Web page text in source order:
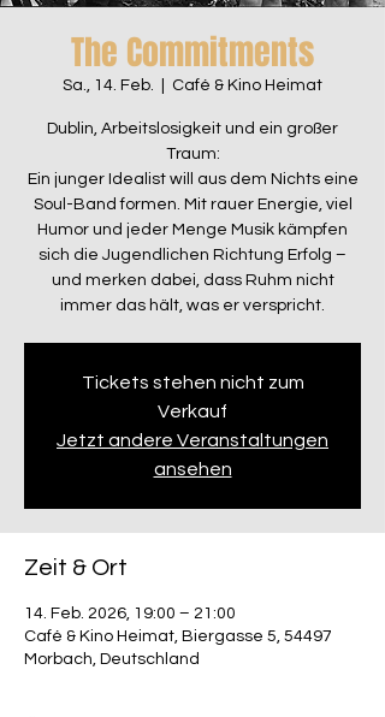
The Commitments
Sa., 14. Feb. Café & Kino Heimat
Dublin, Arbeitslosigkeit und ein großer
Traum:
Ein junger Idealist will aus dem Nichts eine
Soul-Band formen. Mit rauer Energie, viel
Humor und jeder Menge Musik kämpfen
sich die Jugendlichen Richtung Erfolg –
und merken dabei, dass Ruhm nicht
immer das hält, was er verspricht.
Tickets stehen nicht zum
Verkauf
Jetzt andere Veranstaltungen
ansehen
Zeit & Ort
14. Feb. 2026, 19:00 – 21:00
Café & Kino Heimat, Biergasse 5, 54497
Morbach, Deutschland